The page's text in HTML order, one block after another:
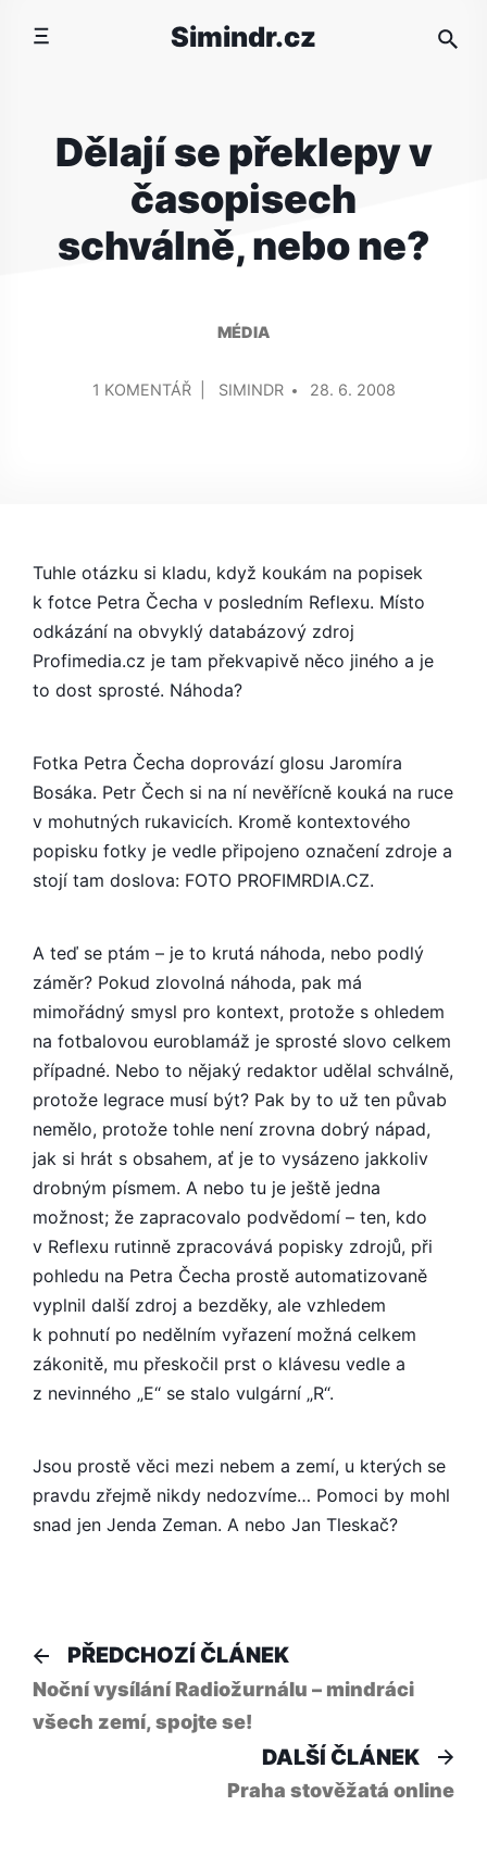
Simindr.cz
Dělají se překlepy v
časopisech
schválně, nebo ne?
MÉDIA
1 KOMENTÁŘU
V
ČASOPISECH
SCHVÁLNĚ,
NEBO
NE?
SIMINDR
28. 6. 2008
Tuhle otázku si kladu, když koukám na popisek
k fotce Petra Čecha v posledním Reflexu. Místo
odkázání na obvyklý databázový zdroj
Profimedia.cz je tam překvapivě něco jiného a je
to dost sprosté. Náhoda?
Fotka Petra Čecha doprovází glosu Jaromíra
Bosáka. Petr Čech si na ní nevěřícně kouká na ruce
v mohutných rukavicích. Kromě kontextového
popisku fotky je vedle připojeno označení zdroje a
stojí tam doslova: FOTO PROFIMRDIA.CZ.
A teď se ptám – je to krutá náhoda, nebo podlý
záměr? Pokud zlovolná náhoda, pak má
mimořádný smysl pro kontext, protože s ohledem
na fotbalovou euroblamáž je sprosté slovo celkem
případné. Nebo to nějaký redaktor udělal schválně,
protože legrace musí být? Pak by to už ten půvab
nemělo, protože tohle není zrovna dobrý nápad,
jak si hrát s obsahem, ať je to vysázeno jakkoliv
drobným písmem. A nebo tu je ještě jedna
možnost; že zapracovalo podvědomí – ten, kdo
v Reflexu rutinně zpracovává popisky zdrojů, při
pohledu na Petra Čecha prostě automatizovaně
vyplnil další zdroj a bezděky, ale vzhledem
k pohnutí po nedělním vyřazení možná celkem
zákonitě, mu přeskočil prst o klávesu vedle a
z nevinného „E“ se stalo vulgární „R“.
Jsou prostě věci mezi nebem a zemí, u kterých se
pravdu zřejmě nikdy nedozvíme… Pomoci by mohl
snad jen Jenda Zeman. A nebo Jan Tleskač?
Navigace
pro
příspěvek
PŘEDCHOZÍ ČLÁNEKPředchozí
článek:
Noční vysílání Radiožurnálu – mindráci
všech zemí, spojte se!
DALŠÍ ČLÁNEK
Praha stověžatá online